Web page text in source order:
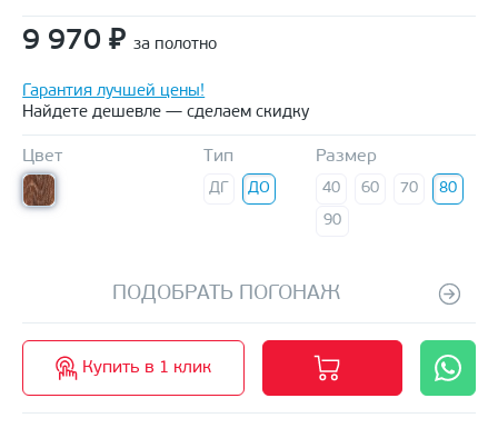
9 970 ₽ за полотно
Гарантия лучшей цены!
Найдете дешевле — сделаем скидку
Цвет Тип
ДГ ДО
Размер
40 60 70
80
90
ПОДОБРАТЬ ПОГОНАЖ
Купить в 1 клик